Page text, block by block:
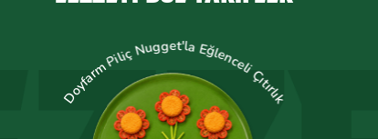
Doyfarm Piliç Nugget'la Eğlenceli Çıtırlık